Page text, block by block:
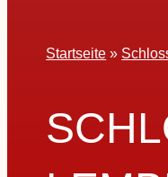
Startseite »